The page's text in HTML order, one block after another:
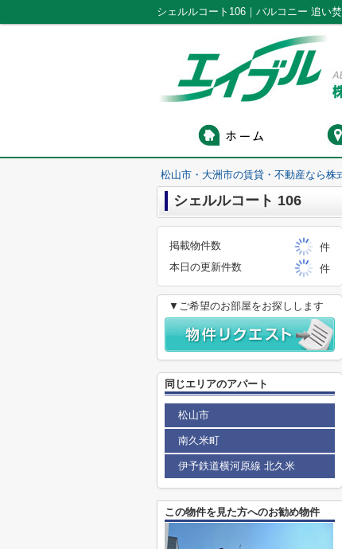
松山市・大洲市の賃貸・不動産なら株
シェルルコート 106
掲載物件数
件
本日の更新件数
件
▼ご希望のお部屋をお探しします
同じエリアのアパート
松山市
南久米町
伊予鉄道横河原線 北久米
この物件を見た方へのお勧め物件